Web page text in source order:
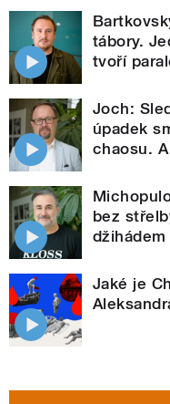
tábory.
tvoří
Joch:
úpadek
chaosu.
bez
Jaké je